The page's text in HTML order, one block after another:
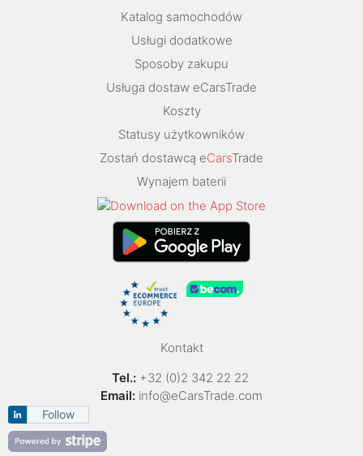
Katalog samochodów
Usługi dodatkowe
Sposoby zakupu
Usługa dostaw eCarsTrade
Koszty
Statusy użytkowników
Zostań dostawcą eCarsTrade
Wynajem baterii
Kontakt
Tel.: +32 (0)2 342 22 22
Email: info@eCarsTrade.com
Follow